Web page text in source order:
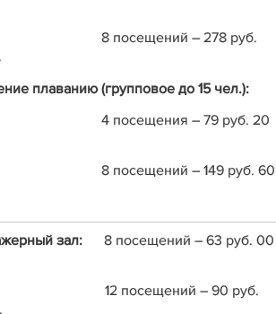
8 посещений – 278 руб.
плаванию (групповое до 15 чел.):
– 79 руб. 20
8 посещений – 149 руб. 60
зал: 8 посещений – 63 руб. 00
12 посещений – 90 руб.